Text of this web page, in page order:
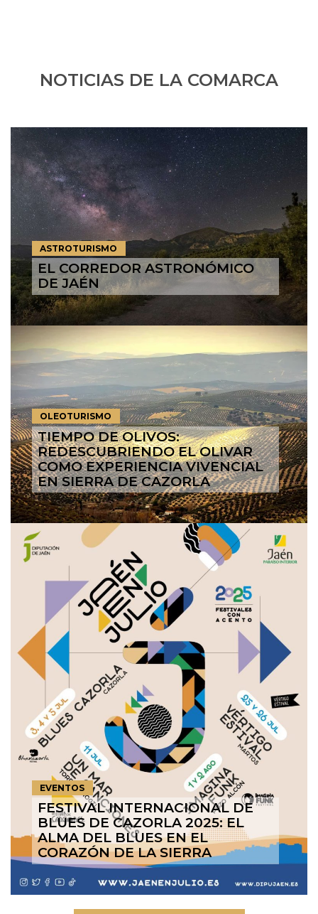
NOTICIAS DE LA COMARCA
ASTROTURISMO
EL CORREDOR ASTRONÓMICO
DE JAÉN
OLEOTURISMO
TIEMPO DE OLIVOS:
REDESCUBRIENDO EL OLIVAR
COMO EXPERIENCIA VIVENCIAL
EN SIERRA DE CAZORLA
EVENTOS
FESTIVAL INTERNACIONAL DE
BLUES DE CAZORLA 2025: EL
ALMA DEL BLUES EN EL
CORAZÓN DE LA SIERRA